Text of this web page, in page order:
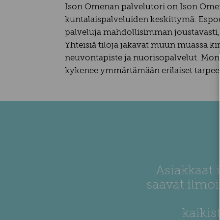
Ison Omenan palvelutori on Ison
kuntalaispalveluiden keskittymä.
palveluja mahdollisimman
Yhteisiä tiloja jakavat muun muassa
neuvontapiste ja nuorisopalvelut.
kykenee ymmärtämään erilaiset
Asiakkaat
saavat